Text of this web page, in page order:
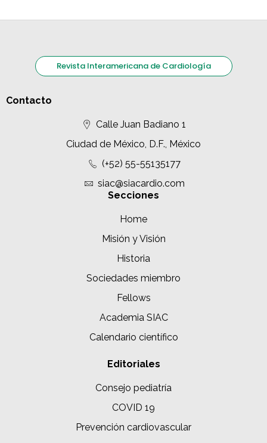
Revista Interamericana de Cardiología
Contacto
Calle Juan Badiano 1
Ciudad de México, D.F., México
(+52) 55-55135177
siac@siacardio.com
Secciones
Home
Misión y Visión
Historia
Sociedades miembro
Fellows
Academia SIAC
Calendario científico
Editoriales
Consejo pediatría
COVID 19
Prevención cardiovascular